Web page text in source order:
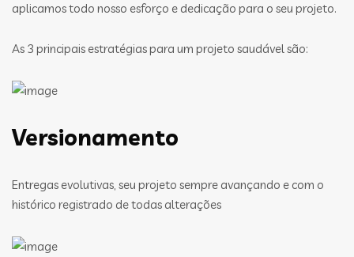
aplicamos todo nosso esforço e dedicação para o seu projeto.
As 3 principais estratégias para um projeto saudável são:
Versionamento
Entregas evolutivas, seu projeto sempre avançando e com o
histórico registrado de todas alterações